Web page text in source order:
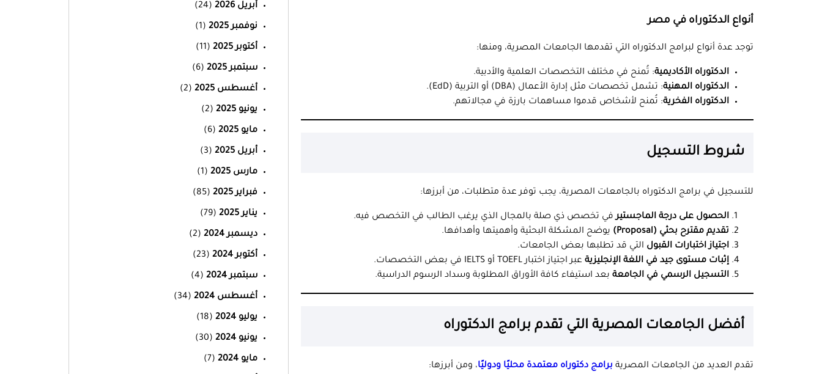
أنواع الدكتوراه في مصر
توجد عدة أنواع لبرامج الدكتوراه التي تقدمها الجامعات المصرية، ومنها:
الدكتوراه الأكاديمية: تُمنح في مختلف التخصصات العلمية والأدبية.
الدكتوراه المهنية: تشمل تخصصات مثل إدارة الأعمال (DBA) أو التربية (EdD).
الدكتوراه الفخرية: تُمنح لأشخاص قدموا مساهمات بارزة في مجالاتهم.
شروط التسجيل
للتسجيل في برامج الدكتوراه بالجامعات المصرية، يجب توفر عدة متطلبات، من أبرزها:
الحصول على درجة الماجستيرفي تخصص ذي صلة بالمجال الذي يرغب الطالب في التخصص فيه.
تقديم مقترح بحثي (Proposal)
يوضح المشكلة البحثية وأهميتها وأهدافها.
اجتياز اختبارات القبول التي قد تطلبها بعض الجامعات.
إثبات مستوى جيد في اللغة الإنجليزية عبر اجتياز اختبار TOEFL أو IELTS في بعض التخصصات.
التسجيل الرسمي في الجامعة بعد استيفاء كافة الأوراق المطلوبة وسداد الرسوم الدراسية.
أفضل الجامعات المصرية التي تقدم برامج الدكتوراه
تقدم العديد من الجامعات المصرية برامج دكتوراه معتمدة محليًا ودوليًا، ومن أبرزها:
أبريل 2026 (24)
نوفمبر 2025 (1)
أكتوبر 2025 (11)
سبتمبر 2025 (6)
أغسطس 2025 (2)
يونيو 2025 (2)
مايو 2025 (6)
أبريل 2025 (3)
مارس 2025 (1)
فبراير 2025 (85)
يناير 2025 (79)
ديسمبر 2024 (2)
أكتوبر 2024 (23)
سبتمبر 2024 (4)
أغسطس 2024 (34)
يوليو 2024 (18)
يونيو 2024 (30)
مايو 2024 (7)